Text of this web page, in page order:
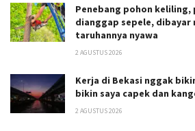
Penebang pohon
dianggap sepele, dibayar
taruhannya nyawa
2 AGUSTUS 2026
Kerja di Bekasi nggak
bikin saya capek dan
2 AGUSTUS 2026